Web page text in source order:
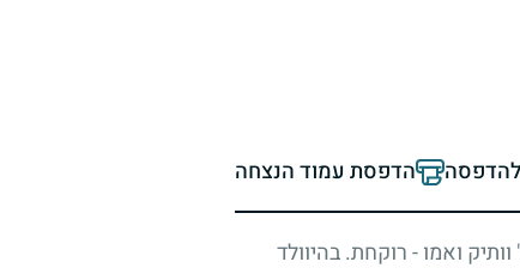
להדפסה הדפסת עמוד הנצחה
ואמו - רוקחת. בהיוולד